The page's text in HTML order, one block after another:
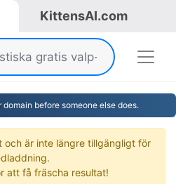
KittensAI.com
before someone else does.
och är inte längre tillgängligt för
att få fräscha resultat!